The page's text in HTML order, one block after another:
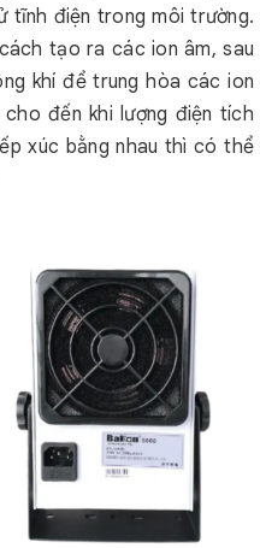
tĩnh điện trong môi trường.
tạo ra các ion âm, sau
khí để trung hòa các ion
đến khi lượng điện tích
xúc bằng nhau thì có thể